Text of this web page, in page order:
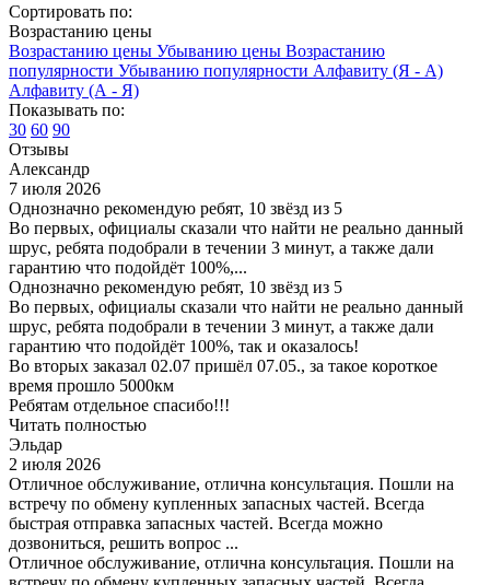
Сортировать по:
Возрастанию цены
Возрастанию цены Убыванию цены Возрастанию
популярности Убыванию популярности Алфавиту (Я - А)
Алфавиту (А - Я)
Показывать по:
30 60 90
Отзывы
Александр
7 июля 2026
Однозначно рекомендую ребят, 10 звёзд из 5
Во первых, официалы сказали что найти не реально данный
шрус, ребята подобрали в течении 3 минут, а также дали
гарантию что подойдёт 100%,...
Однозначно рекомендую ребят, 10 звёзд из 5
Во первых, официалы сказали что найти не реально данный
шрус, ребята подобрали в течении 3 минут, а также дали
гарантию что подойдёт 100%, так и оказалось!
Во вторых заказал 02.07 пришёл 07.05., за такое короткое
время прошло 5000км
Ребятам отдельное спасибо!!!
Читать полностью
Эльдар
2 июля 2026
Отличное обслуживание, отлична консультация. Пошли на
встречу по обмену купленных запасных частей. Всегда
быстрая отправка запасных частей. Всегда можно
дозвониться, решить вопрос ...
Отличное обслуживание, отлична консультация. Пошли на